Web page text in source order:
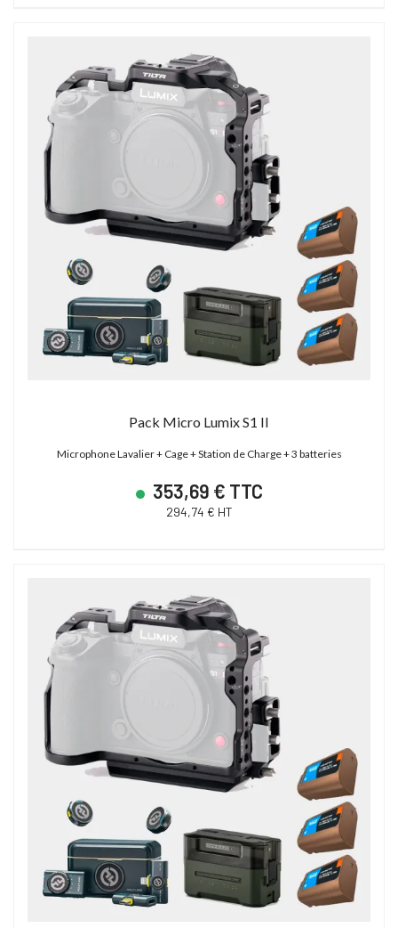
Pack Micro Lumix S1 II
Microphone Lavalier + Cage + Station de Charge + 3 batteries
353,69 € TTC
294,74 € HT